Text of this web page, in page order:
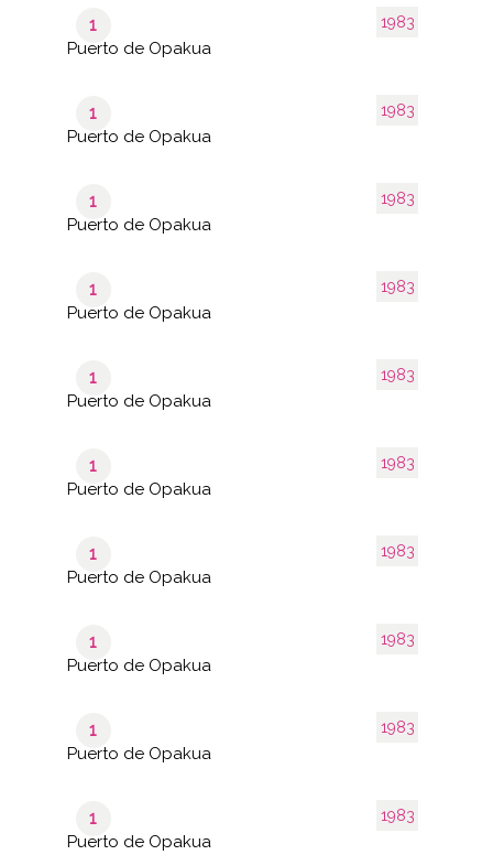
1983
1
Puerto de Opakua
1983
1
Puerto de Opakua
1983
1
Puerto de Opakua
1983
1
Puerto de Opakua
1983
1
Puerto de Opakua
1983
1
Puerto de Opakua
1983
1
Puerto de Opakua
1983
1
Puerto de Opakua
1983
1
Puerto de Opakua
1983
1
Puerto de Opakua